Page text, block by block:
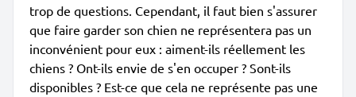
trop de questions. Cependant, il faut bien s'assurer
que faire garder son chien ne représentera pas un
inconvénient pour eux : aiment-ils réellement les
chiens ? Ont-ils envie de s'en occuper ? Sont-ils
disponibles ? Est-ce que cela ne représente pas une